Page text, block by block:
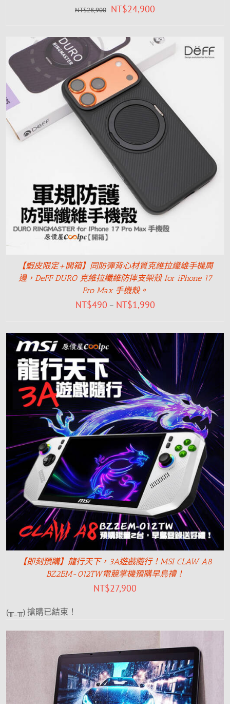
NT$28,900 NT$24,900
【蝦皮限定+開箱】同防彈背心材質克維拉纖維手機周
邊，DeFF DURO 克維拉纖維防摔支架殼 for iPhone 17
Pro Max 手機殼。
NT$490 – NT$1,990
【即刻預購】龍行天下，3A遊戲隨行！MSI CLAW A8
BZ2EM-012TW電競掌機預購早鳥禮！
NT$27,900
(╥_╥) 搶購已結束！